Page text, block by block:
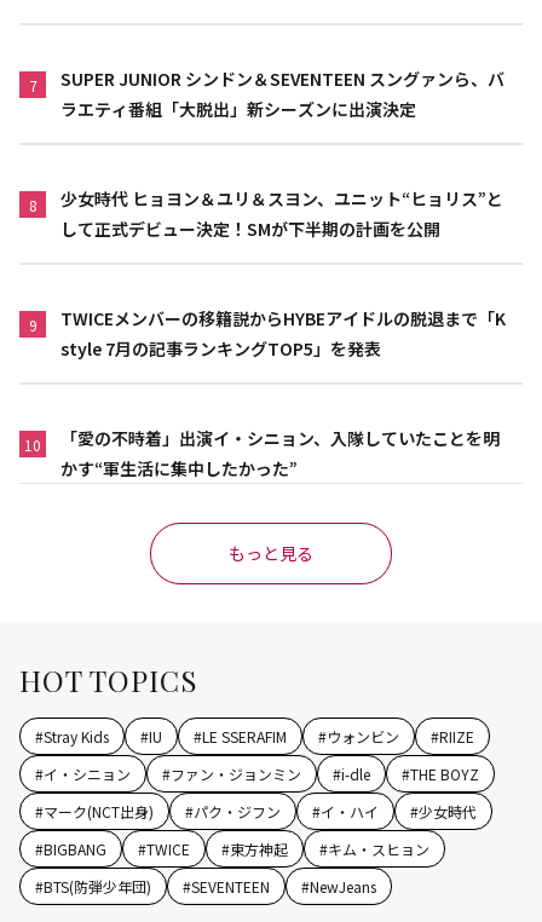
7
SUPER JUNIOR シンドン＆SEVENTEEN スングァンら、バ
ラエティ番組「大脱出」新シーズンに出演決定
8
少女時代 ヒョヨン＆ユリ＆スヨン、ユニット“ヒョリス”と
して正式デビュー決定！SMが下半期の計画を公開
9
TWICEメンバーの移籍説からHYBEアイドルの脱退まで「K
style 7月の記事ランキングTOP5」を発表
10
「愛の不時着」出演イ・シニョン、入隊していたことを明
かす“軍生活に集中したかった”
もっと見る
HOT TOPICS
#Stray Kids #IU #LE SSERAFIM #ウォンビン #RIIZE
#イ・シニョン #ファン・ジョンミン #i-dle #THE BOYZ
#マーク(NCT出身) #パク・ジフン #イ・ハイ #少女時代
#BIGBANG #TWICE #東方神起 #キム・スヒョン
#BTS(防弾少年団) #SEVENTEEN #NewJeans